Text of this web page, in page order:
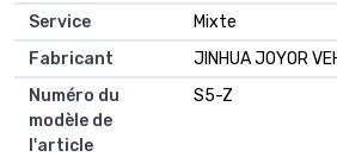
Service
‎Mixte
Fabricant
‎JINHUA JOYOR
Numéro du
modèle de
l'article
‎S5-Z